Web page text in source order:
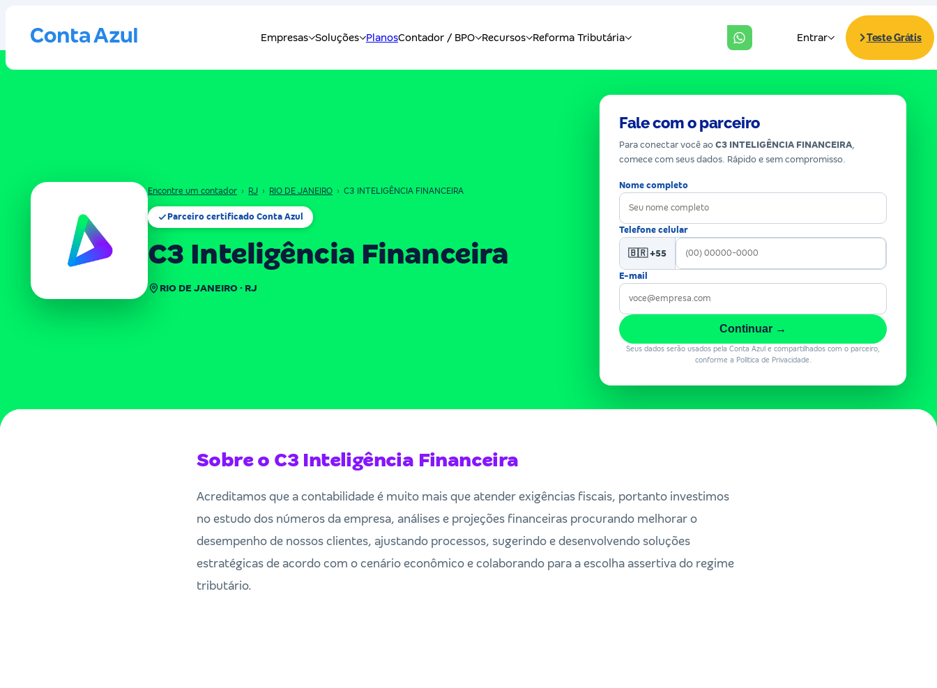
Encontre um contador › RJ › RIO DE JANEIRO › C3 INTELIGÊNCIA FINANCEIRA
Parceiro certificado Conta Azul
C3 Inteligência Financeira
RIO DE JANEIRO · RJ
Fale com o parceiro
Para conectar você ao C3 INTELIGÊNCIA FINANCEIRA,
comece com seus dados. Rápido e sem compromisso.
Nome completo
Telefone celular
🇧🇷 +55
E-mail
Continuar →
Seus dados serão usados pela Conta Azul e compartilhados com o parceiro,
conforme a Política de Privacidade.
Sobre o C3 Inteligência Financeira
Acreditamos que a contabilidade é muito mais que atender exigências fiscais, portanto investimos
no estudo dos números da empresa, análises e projeções financeiras procurando melhorar o
desempenho de nossos clientes, ajustando processos, sugerindo e desenvolvendo soluções
estratégicas de acordo com o cenário econômico e colaborando para a escolha assertiva do regime
tributário.